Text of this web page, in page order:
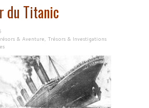
du Titanic
& Aventure, Trésors & Investigations